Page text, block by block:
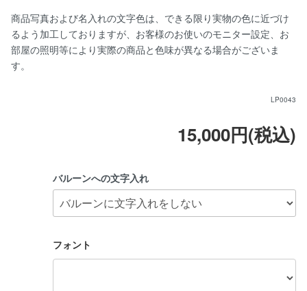
商品写真および名入れの文字色は、できる限り実物の色に近づけ
るよう加工しておりますが、お客様のお使いのモニター設定、お
部屋の照明等により実際の商品と色味が異なる場合がございま
す。
LP0043
15,000円(税込)
バルーンへの文字入れ
フォント